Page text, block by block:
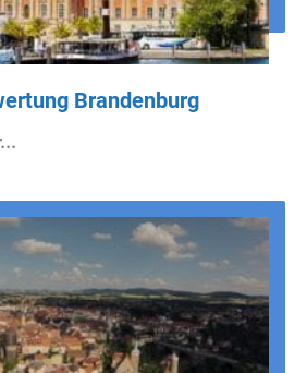
Brandenburg